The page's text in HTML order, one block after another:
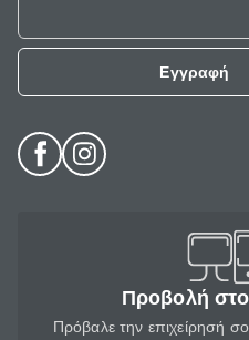
Εγγραφή
Προβολή
Πρόβαλε την επιχείρησή